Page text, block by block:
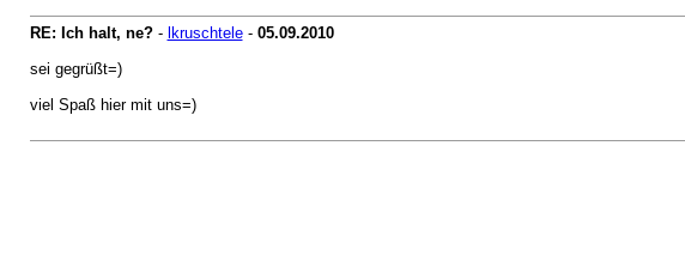
RE: Ich halt, ne?- lkruschtele- 05.09.2010
sei gegrüßt=)
viel Spaß hier mit uns=)